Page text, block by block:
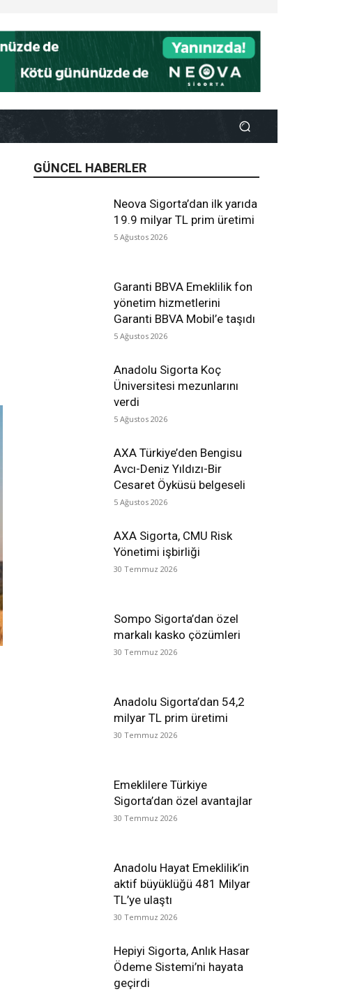
GÜNCEL HABERLER
Neova Sigorta’dan ilk yarıda
19.9 milyar TL prim üretimi
5 Ağustos 2026
Garanti BBVA Emeklilik fon
yönetim hizmetlerini
Garanti BBVA Mobil’e taşıdı
5 Ağustos 2026
Anadolu Sigorta Koç
Üniversitesi mezunlarını
verdi
5 Ağustos 2026
AXA Türkiye’den Bengisu
Avcı-Deniz Yıldızı-Bir
Cesaret Öyküsü belgeseli
5 Ağustos 2026
AXA Sigorta, CMU Risk
Yönetimi işbirliği
30 Temmuz 2026
Sompo Sigorta’dan özel
markalı kasko çözümleri
30 Temmuz 2026
Anadolu Sigorta’dan 54,2
milyar TL prim üretimi
30 Temmuz 2026
Emeklilere Türkiye
Sigorta’dan özel avantajlar
30 Temmuz 2026
Anadolu Hayat Emeklilik’in
aktif büyüklüğü 481 Milyar
TL’ye ulaştı
30 Temmuz 2026
Hepiyi Sigorta, Anlık Hasar
Ödeme Sistemi’ni hayata
geçirdi